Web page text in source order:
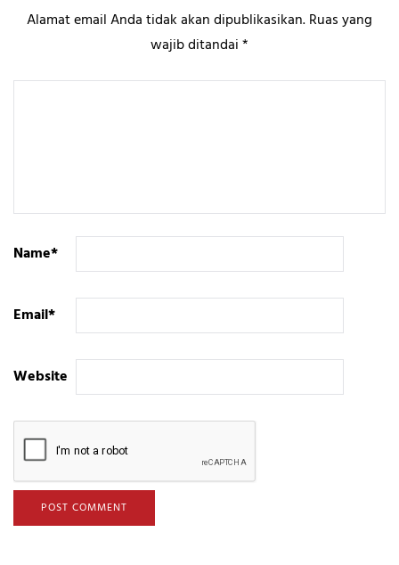
Alamat email Anda tidak akan dipublikasikan.Ruas yang
wajib ditandai*
Name*
Email*
Website